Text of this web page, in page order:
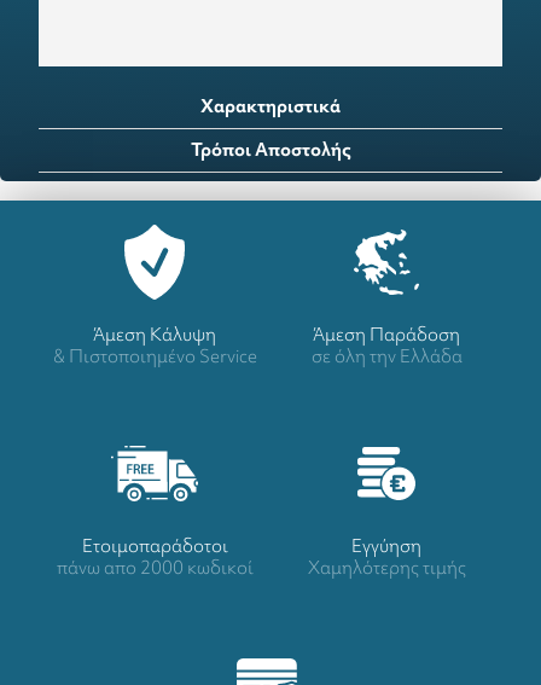
Χαρακτηριστικά
Τρόποι Αποστολής
Άμεση Κάλυψη
& Πιστοποιημένο Service
Άμεση Παράδοση
σε όλη την Ελλάδα
Ετοιμοπαράδοτοι
πάνω απο 2000 κωδικοί
Eγγύηση
Χαμηλότερης τιμής